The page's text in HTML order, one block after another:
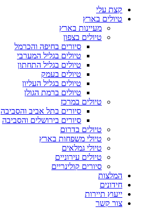
קצת עלי
טיולים בארץ
מעיינות בארץ
טיולים בצפון
סיורים בחיפה והכרמל
טיולים בגליל המערבי
טיולים בגליל התחתון
טיולים בעמק
טיולים בגליל העליון
טיולים ברמת הגולן
טיולים במרכז
סיורים בתל אביב והסביבה
סיורים בירושלים והסביבה
טיולים בדרום
טיולי משפחות בארץ
טיולי גמלאים
טיולים עירוניים
סיורים קולינריים
המלצות
חידונים
ייעוץ תיירות
צור קשר